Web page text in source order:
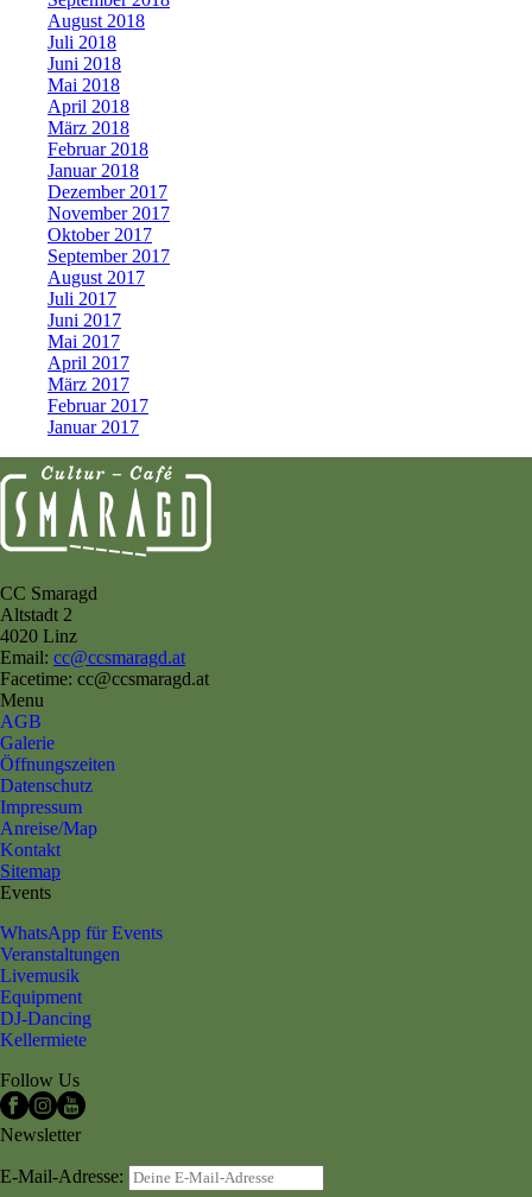
August 2018
Juli 2018
Juni 2018
Mai 2018
April 2018
März 2018
Februar 2018
Januar 2018
Dezember 2017
November 2017
Oktober 2017
September 2017
August 2017
Juli 2017
Juni 2017
Mai 2017
April 2017
März 2017
Februar 2017
Januar 2017
CC Smaragd
Altstadt 2
4020 Linz
Email: cc@ccsmaragd.at
Facetime: cc@ccsmaragd.at
Menu
AGB
Galerie
Öffnungszeiten
Datenschutz
Impressum
Anreise/Map
Kontakt
Sitemap
Events
WhatsApp für Events
Veranstaltungen
Livemusik
Equipment
DJ-Dancing
Kellermiete
Follow Us
Newsletter
E-Mail-Adresse: